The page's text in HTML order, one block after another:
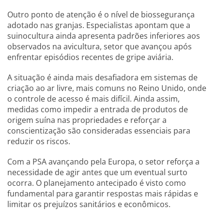
Outro ponto de atenção é o nível de biossegurança
adotado nas granjas. Especialistas apontam que a
suinocultura ainda apresenta padrões inferiores aos
observados na avicultura, setor que avançou após
enfrentar episódios recentes de gripe aviária.
A situação é ainda mais desafiadora em sistemas de
criação ao ar livre, mais comuns no Reino Unido, onde
o controle de acesso é mais difícil. Ainda assim,
medidas como impedir a entrada de produtos de
origem suína nas propriedades e reforçar a
conscientização são consideradas essenciais para
reduzir os riscos.
Com a PSA avançando pela Europa, o setor reforça a
necessidade de agir antes que um eventual surto
ocorra. O planejamento antecipado é visto como
fundamental para garantir respostas mais rápidas e
limitar os prejuízos sanitários e econômicos.